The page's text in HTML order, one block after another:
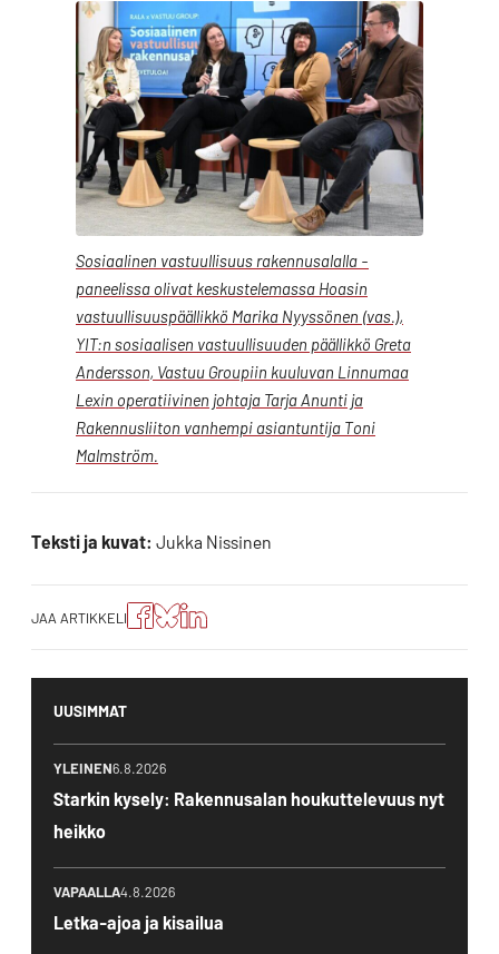
Sosiaalinen vastuullisuus rakennusalalla -
paneelissa olivat keskustelemassa Hoasin
vastuullisuuspäällikkö Marika Nyyssönen (vas.),
YIT:n sosiaalisen vastuullisuuden päällikkö Greta
Andersson, Vastuu Groupiin kuuluvan Linnumaa
Lexin operatiivinen johtaja Tarja Anunti ja
Rakennusliiton vanhempi asiantuntija Toni
Malmström.
Teksti ja kuvat: Jukka Nissinen
JAA ARTIKKELI
Jaa
artikkeli
Facebookissa
Jaa
artikkeli
Blueskyssa
Jako:
Jaa
artikkeli
LinkedIn:ssä
UUSIMMAT
YLEINEN6.8.2026
Starkin kysely: Rakennusalan houkuttelevuus nyt
heikko
VAPAALLA4.8.2026
Letka-ajoa ja kisailua